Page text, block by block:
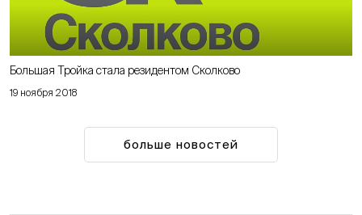
19 ноября 2018
Большая Тройка стала резидентом Сколково
больше новостей